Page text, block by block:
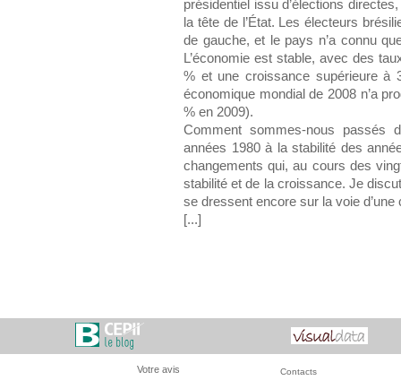
présidentiel issu d’élections
la tête de l’État. Les électeurs
de gauche, et le pays n’a connu
L’économie est stable, avec des
% et une croissance supérieure à
économique mondial de 2008 n’a
% en 2009).
Comment sommes-nous passés
années 1980 à la stabilité des
changements qui, au cours des
stabilité et de la croissance. Je
se dressent encore sur la voie
[...]
Votre avis Contacts